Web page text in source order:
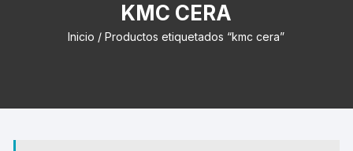
KMC CERA
Inicio / Productos etiquetados “kmc cera”